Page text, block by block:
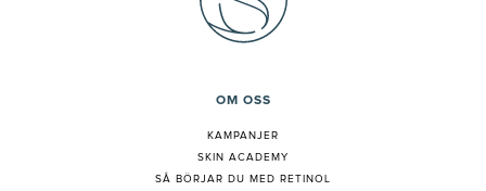
OM OSS
KAMPANJER
SKIN ACADEMY
SÅ BÖRJAR DU MED RETINOL